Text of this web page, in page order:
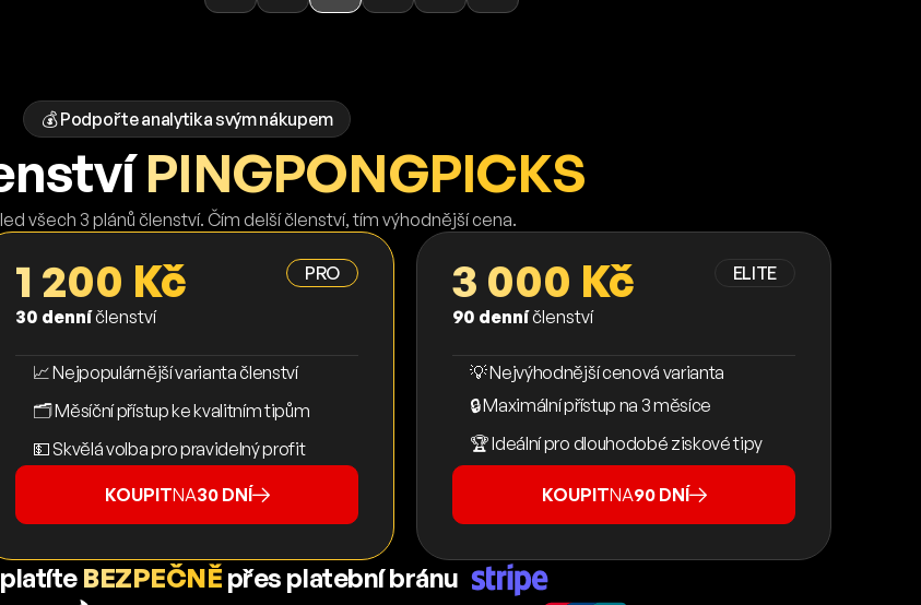
💰 Podpořte analytika svým nákupem
PINGPONGPICKS
všech 3 plánů členství. Čím delší členství, tím výhodnější cena.
PRO
1 200 Kč
30 denníčlenství
📈 Nejpopulárnější varianta členství
🗂️ Měsíční přístup ke kvalitním tipům
💵 Skvělá volba pro pravidelný profit
KOUPITNA30 DNÍ
ELITE
3 000 Kč
90 denníčlenství
💡 Nejvýhodnější cenová varianta
🔒 Maximální přístup na 3 měsíce
🏆 Ideální pro dlouhodobé ziskové tipy
KOUPITNA90 DNÍ
BEZPEČNĚ přes platební bránu